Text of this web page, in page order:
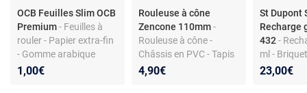
OCB Feuilles Slim OCB
Premium- Feuilles à
rouler - Papier extra-fin
- Gomme arabique
naturelle - 32 feuilles
1,00€
Rouleuse à cône
Zencone 110mm-
Rouleuse à cône -
Châssis en PVC - Tapis
nylon - Compatible
4,90€
St Dupont
Recharge
432-
ml -
23,00€